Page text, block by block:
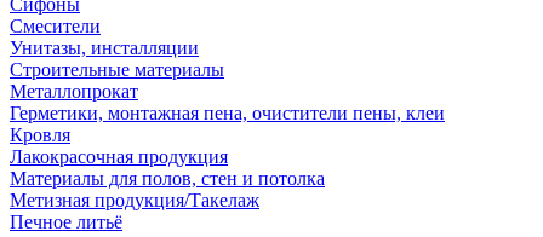
Сифоны
Смесители
Унитазы, инсталляции
Строительные материалы
Металлопрокат
Герметики, монтажная пена, очистители пены, клеи
Кровля
Лакокрасочная продукция
Материалы для полов, стен и потолка
Метизная продукция/Такелаж
Печное литьё